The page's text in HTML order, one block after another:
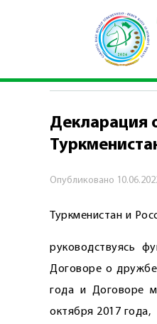
\
ПОЛИТИКА
Декларация
Опубликовано
Туркменистан и
руководствуясь
Договоре о
года и Договоре
октября 2017 года,